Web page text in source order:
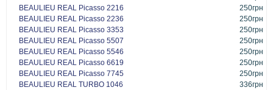
BEAULIEU REAL Picasso 2216
250грн
BEAULIEU REAL Picasso 2236
250грн
BEAULIEU REAL Picasso 3353
250грн
BEAULIEU REAL Picasso 5507
250грн
BEAULIEU REAL Picasso 5546
250грн
BEAULIEU REAL Picasso 6619
250грн
BEAULIEU REAL Picasso 7745
250грн
BEAULIEU REAL TURBO 1046
336грн